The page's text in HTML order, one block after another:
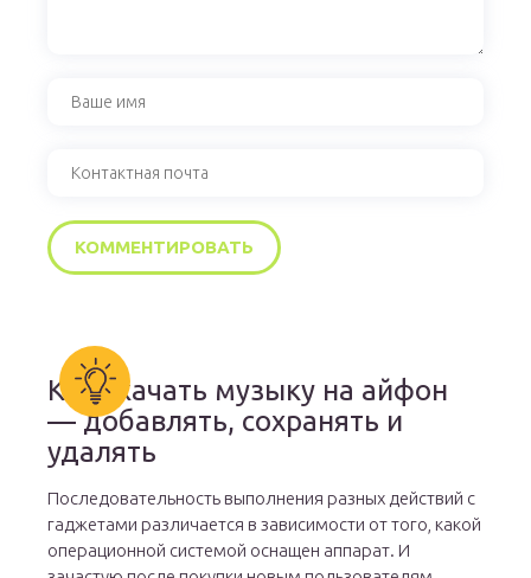
Как скачать музыку на айфон
— добавлять, сохранять и
удалять
Последовательность выполнения разных действий с
гаджетами различается в зависимости от того, какой
операционной системой оснащен аппарат. И